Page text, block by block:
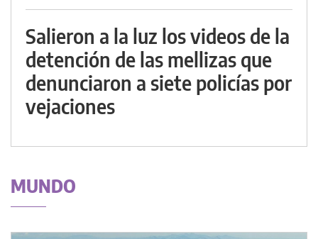
Salieron a la luz los videos de la
detención de las mellizas que
denunciaron a siete policías por
vejaciones
MUNDO